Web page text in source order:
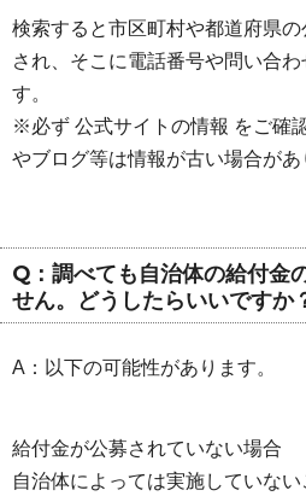
検索すると市区町村や都道府県
され、そこに電話番号や問い合
す。
※必ず 公式サイトの情報 をご確
やブログ等は情報が古い場合があ
Q：調べても自治体の給付金
せん。どうしたらいいですか
A：以下の可能性があります。
給付金が公募されていない場合
自治体によっては実施していな